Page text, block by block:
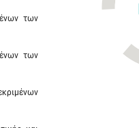
των
των